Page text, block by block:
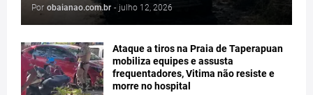
Por obaianao.com.br - julho 12, 2026
Ataque a tiros na Praia de Taperapuan
mobiliza equipes e assusta
frequentadores, Vitima não resiste e
morre no hospital